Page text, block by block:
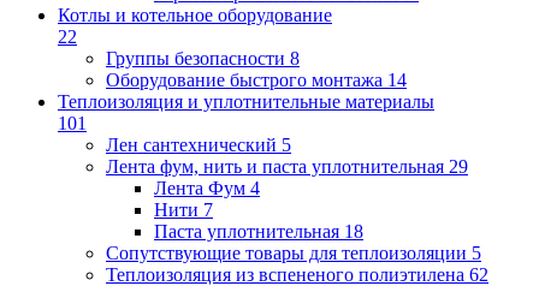
Котлы и котельное оборудование
22
Группы безопасности 8
Оборудование быстрого монтажа 14
Теплоизоляция и уплотнительные материалы
101
Лен сантехнический 5
Лента фум, нить и паста уплотнительная 29
Лента Фум 4
Нити 7
Паста уплотнительная 18
Сопутствующие товары для теплоизоляции 5
Теплоизоляция из вспененого полиэтилена 62